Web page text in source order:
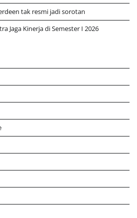
tak resmi jadi sorotan
Jaga Kinerja di Semester I 2026